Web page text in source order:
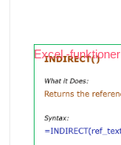
Excel -funktioner